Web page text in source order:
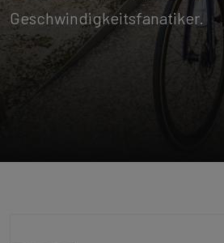
Geschwindigkeitsfanatiker.